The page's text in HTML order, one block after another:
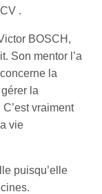
.
BOSCH,
Son mentor l’a
la
la
vraiment
vie
puisqu’elle